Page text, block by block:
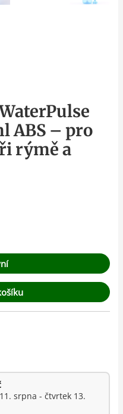
ABS – pro
rýmě a
srpna - čtvrtek 13.